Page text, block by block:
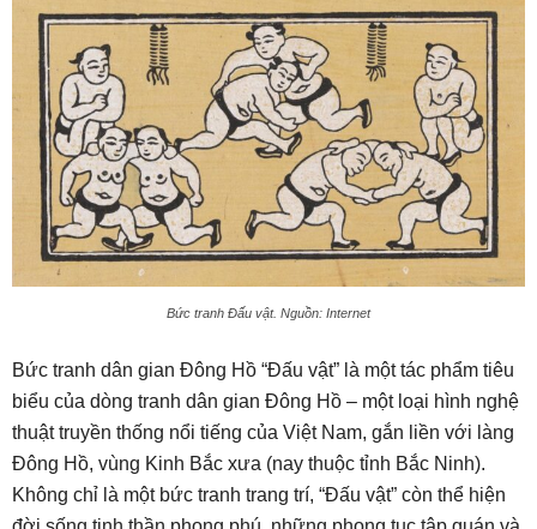
Bức tranh Đấu vật. Nguồn: Internet
Bức tranh dân gian Đông Hồ “Đấu vật” là một tác phẩm tiêu
biểu của dòng tranh dân gian Đông Hồ – một loại hình nghệ
thuật truyền thống nổi tiếng của Việt Nam, gắn liền với làng
Đông Hồ, vùng Kinh Bắc xưa (nay thuộc tỉnh Bắc Ninh).
Không chỉ là một bức tranh trang trí, “Đấu vật” còn thể hiện